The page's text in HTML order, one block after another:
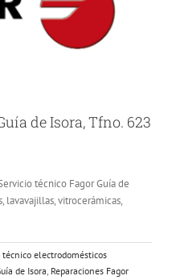
de Isora, Tfno. 623
técnico Fagor Guía de
lavavajillas, vitrocerámicas,
técnico electrodomésticos
de Isora, Reparaciones Fagor